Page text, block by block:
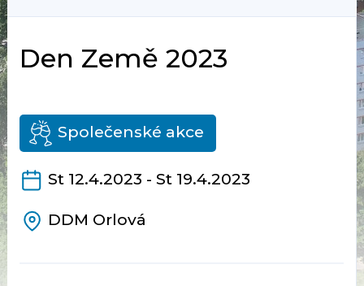
Den Země 2023
Společenské akce
St 12.4.2023 - St 19.4.2023
DDM Orlová